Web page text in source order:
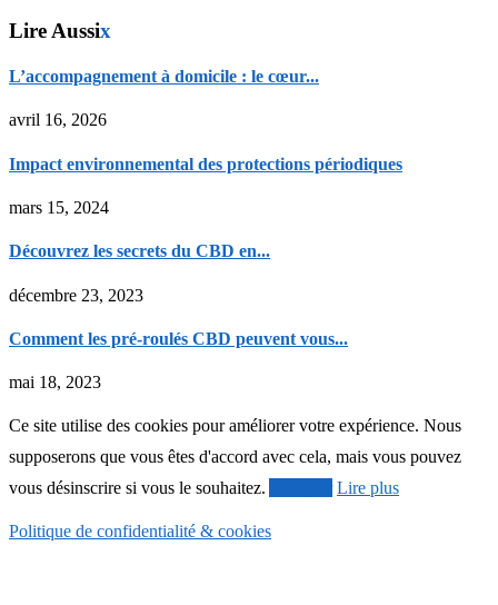
Lire Aussix
L’accompagnement à domicile : le cœur...
avril 16, 2026
Impact environnemental des protections périodiques
mars 15, 2024
Découvrez les secrets du CBD en...
décembre 23, 2023
Comment les pré-roulés CBD peuvent vous...
mai 18, 2023
Ce site utilise des cookies pour améliorer votre expérience. Nous
supposerons que vous êtes d'accord avec cela, mais vous pouvez
vous désinscrire si vous le souhaitez.
Lire plus
Politique de confidentialité & cookies